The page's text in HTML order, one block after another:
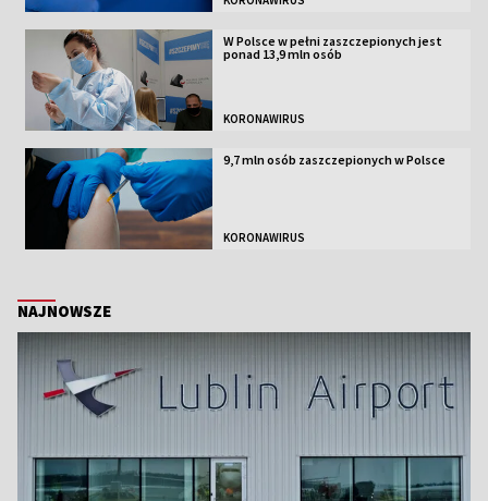
W Polsce w pełni zaszczepionych jest
ponad 13,9 mln osób
KORONAWIRUS
9,7 mln osób zaszczepionych w Polsce
KORONAWIRUS
NAJNOWSZE